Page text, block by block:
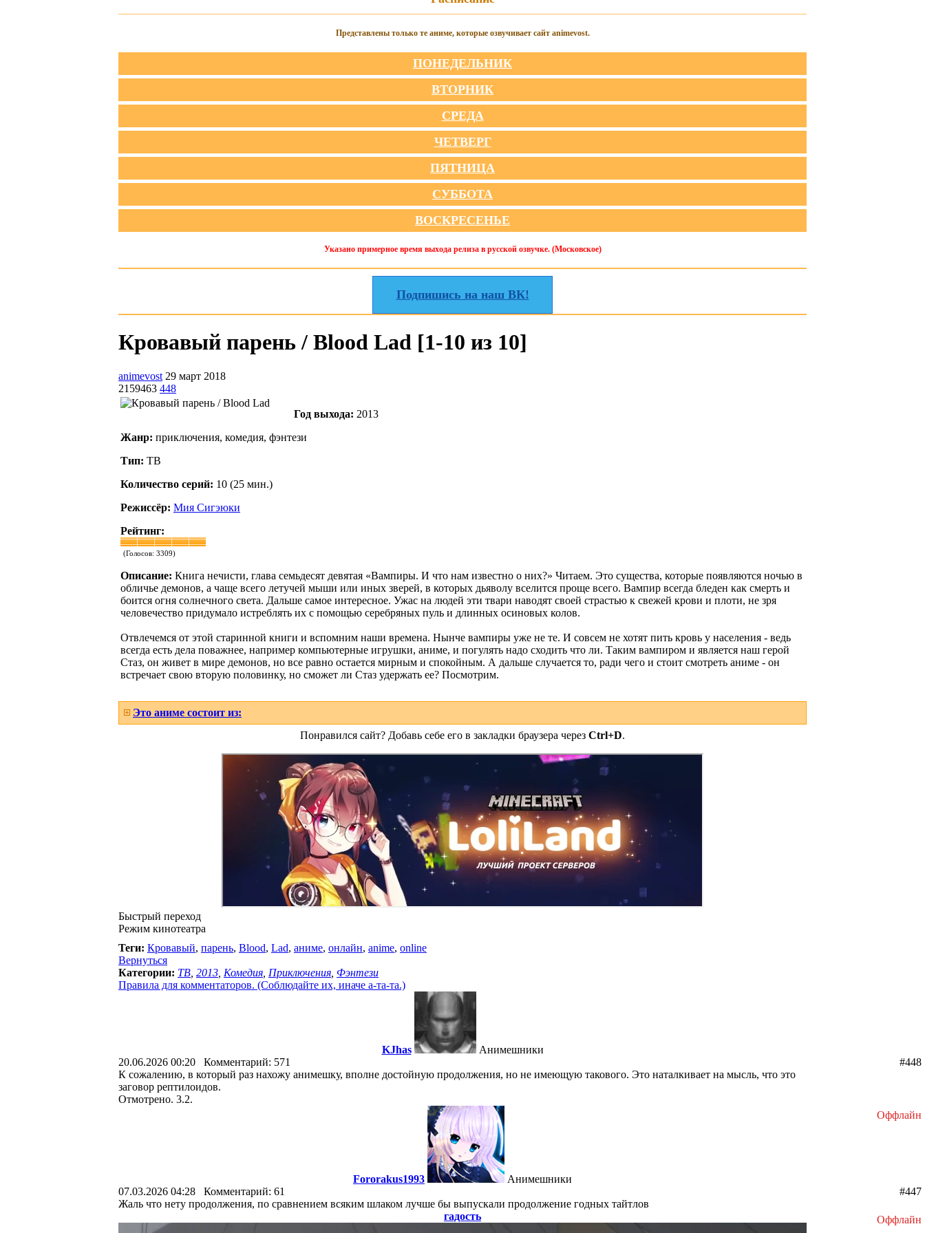
Представлены только те аниме, которые озвучивает сайт animevost.
ПОНЕДЕЛЬНИК
ВТОРНИК
СРЕДА
ЧЕТВЕРГ
ПЯТНИЦА
СУББОТА
ВОСКРЕСЕНЬЕ
Указано примерное время выхода релиза в русской озвучке. (Московское)
Подпишись на наш ВК!
Кровавый парень / Blood Lad [1-10 из 10]
animevost 29 март 2018
2159463 448
Год выхода: 2013
Жанр: приключения, комедия, фэнтези
Тип: ТВ
Количество серий: 10 (25 мин.)
Режиссёр: Мия Сигэюки
Рейтинг:
(Голосов: 3309)
Описание: Книга нечисти, глава семьдесят девятая «Вампиры. И что нам известно о них?» Читаем. Это существа, которые появляются ночью в
обличье демонов, а чаще всего летучей мыши или иных зверей, в которых дьяволу вселится проще всего. Вампир всегда бледен как смерть и
боится огня солнечного света. Дальше самое интересное. Ужас на людей эти твари наводят своей страстью к свежей крови и плоти, не зря
человечество придумало истреблять их с помощью серебряных пуль и длинных осиновых колов.
Отвлечемся от этой старинной книги и вспомним наши времена. Нынче вампиры уже не те. И совсем не хотят пить кровь у населения - ведь
всегда есть дела поважнее, например компьютерные игрушки, аниме, и погулять надо сходить что ли. Таким вампиром и является наш герой
Стаз, он живет в мире демонов, но все равно остается мирным и спокойным. А дальше случается то, ради чего и стоит смотреть аниме - он
встречает свою вторую половинку, но сможет ли Стаз удержать ее? Посмотрим.
Это аниме состоит из:
Понравился сайт? Добавь себе его в закладки браузера через Ctrl+D.
Быстрый переход
Режим кинотеатра
Теги: Кровавый, парень, Blood, Lad, аниме, онлайн, anime, online
Вернуться
Категории: ТВ 2013 Комедия Приключения Фэнтези
Правила для комментаторов. (Соблюдайте их, иначе а-та-та.)
KJhas
Анимешники
20.06.2026 00:20 Комментарий: 571
#448
К сожалению, в который раз нахожу анимешку, вполне достойную продолжения, но не имеющую такового. Это наталкивает на мысль, что это
заговор рептилоидов.
Отмотрено. 3.2.
Оффлайн
Fororakus1993
Анимешники
07.03.2026 04:28 Комментарий: 61
#447
Жаль что нету продолжения, по сравнением всяким шлаком лучше бы выпускали продолжение годных тайтлов
Оффлайн
гадость